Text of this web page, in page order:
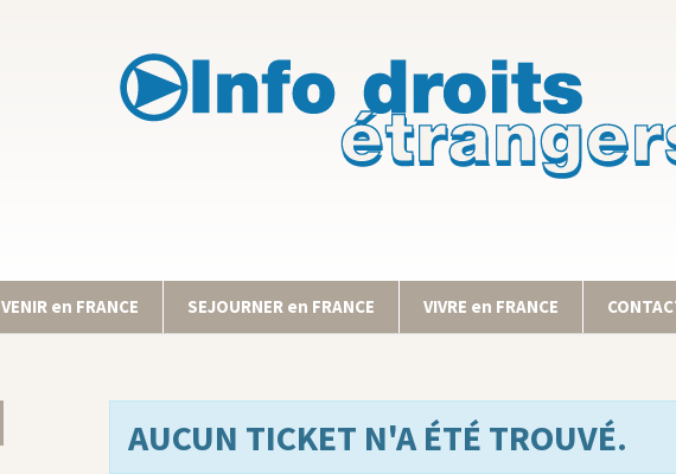
VENIR en FRANCE SEJOURNER en FRANCE VIVRE en FRANCE
AUCUN TICKET N'A ÉTÉ TROUVÉ.